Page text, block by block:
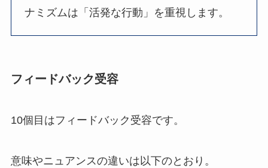
ナミズムは「活発な行動」を重視します。
フィードバック受容
10個目はフィードバック受容です。
意味やニュアンスの違いは以下のとおり。